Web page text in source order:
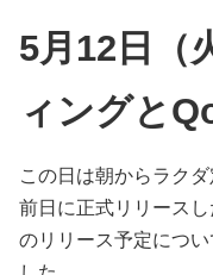
5月12日（
ィングと
この日は朝からラクダ
前日に正式リリース
のリリース予定につ